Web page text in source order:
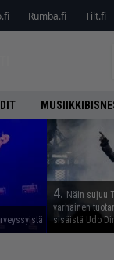
Rumba.fi Tilt.fi
4. Näin sujuu
varhainen
sisäistä Udo